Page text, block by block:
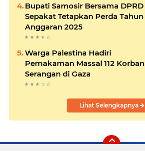
Bupati Samosir Bersama DPRD
Sepakat Tetapkan Perda Tahun
Anggaran 2025
Warga Palestina Hadiri
Pemakaman Massal 112 Korban
Serangan di Gaza
Lihat Selengkapnya